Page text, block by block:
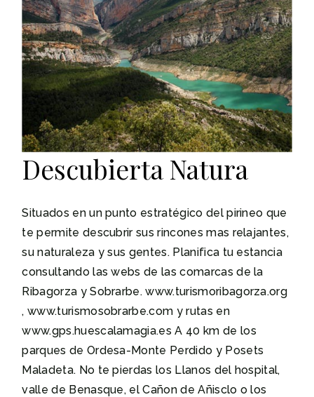
Descubierta Natura
Situados en un punto estratégico del pirineo que
te permite descubrir sus rincones mas relajantes,
su naturaleza y sus gentes. Planifica tu estancia
consultando las webs de las comarcas de la
Ribagorza y Sobrarbe. www.turismoribagorza.org
, www.turismosobrarbe.com y rutas en
www.gps.huescalamagia.es A 40 km de los
parques de Ordesa-Monte Perdido y Posets
Maladeta. No te pierdas los Llanos del hospital,
valle de Benasque, el Cañon de Añisclo o los